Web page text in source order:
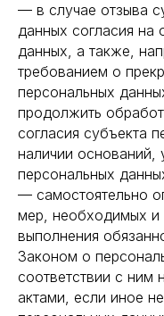
— в случае отзыва
данных согласия на
данных, а также,
требованием о
персональных
продолжить
согласия субъекта
наличии оснований,
персональных
— самостоятельно
мер, необходимых и
выполнения
Законом о
соответствии с ним
актами, если иное